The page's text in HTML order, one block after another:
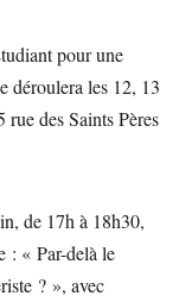
pour une
déroulera les 12, 13
des Saints Pères
de 17h à 18h30,
: « Par-delà le
? », avec